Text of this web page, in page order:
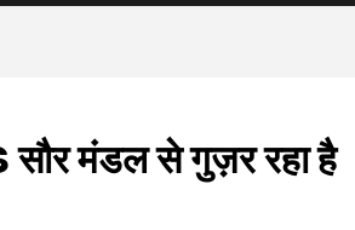
मंडल से गुज़र रहा है